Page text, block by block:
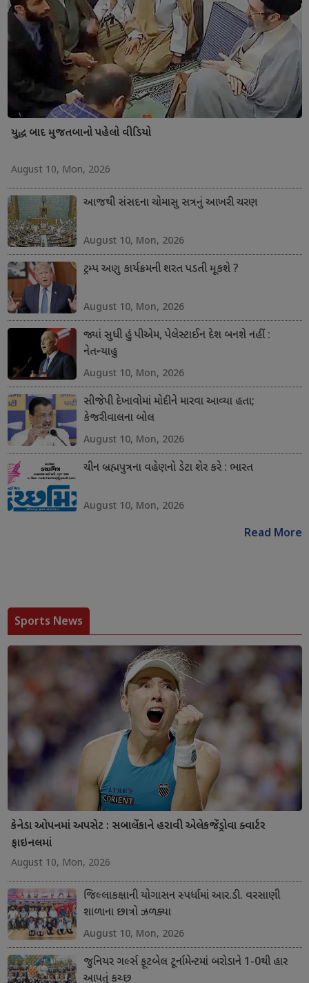
યુદ્ધ બાદ મુજતબાનો પહેલો વીડિયો
August 10, Mon, 2026
આજથી સંસદના ચોમાસુ સત્રનું આખરી ચરણ
August 10, Mon, 2026
ટ્રમ્પ અણુ કાર્યક્રમની શરત પડતી મૂકશે ?
August 10, Mon, 2026
જ્યાં સુધી હું પીએમ, પેલેસ્ટાઈન દેશ બનશે નહીં :
નેતન્યાહુ
August 10, Mon, 2026
સીજેપી દેખાવોમાં મોદીને મારવા આવ્યા હતા;
કેજરીવાલના બોલ
August 10, Mon, 2026
ચીન બ્રહ્મપુત્રના વહેણનો ડેટા શેર કરે : ભારત
August 10, Mon, 2026
Read More
Sports News
કેનેડા ઓપનમાં અપસેટ : સબાલેંકાને હરાવી એલેકજેંડ્રોવા ક્વાર્ટર
ફાઇનલમાં
August 10, Mon, 2026
જિલ્લાકક્ષાની યોગાસન સ્પર્ધામાં આર.ડી. વરસાણી
શાળાના છાત્રો ઝળક્યા
August 10, Mon, 2026
જુનિયર ગર્લ્સ ફૂટબેલ ટૂર્નામેન્ટમાં બરોડાને 1-0થી હાર
આપતું કચ્છ